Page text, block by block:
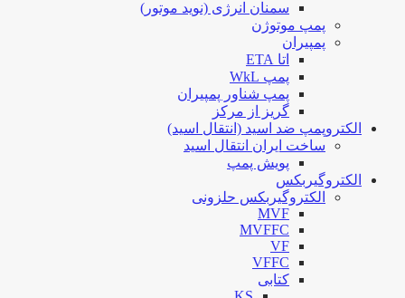
سمنان انرژی (نوید موتور)
پمپ موتوژن
پمپیران
اتا ETA
پمپ WkL
پمپ شناور پمپیران
گریز از مرکز
الکتروپمپ ضد اسید (انتقال اسید)
ساخت ایران انتقال اسید
پویش پمپ
الکتروگیربکس
الکتروگیربکس حلزونی
MVF
MVFFC
VF
VFFC
کتابی